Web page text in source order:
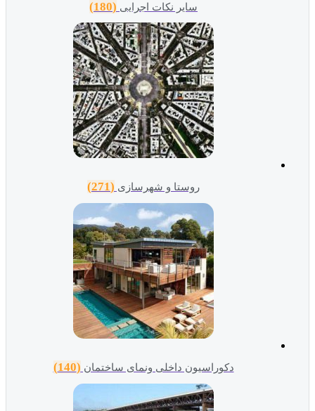
سایر نکات اجرایی
روستا و شهرسازی(271)
دکوراسیون داخلی ونمای ساختمان(140)